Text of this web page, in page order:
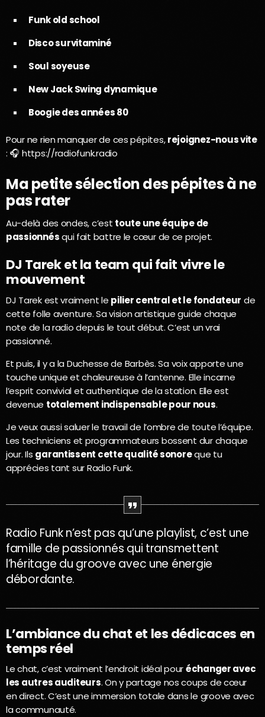
Funk old school
Disco survitaminé
Soul soyeuse
New Jack Swing dynamique
Boogie des années 80
Pour ne rien manquer de ces pépites,rejoignez-nous vite
: 🎧 https://radiofunk.radio
Ma petite sélection des pépites à ne
pas rater
Au-delà des ondes, c’est toute une équipe de
passionnésqui fait battre le cœur de ce projet.
DJ Tarek et la team qui fait vivre le
mouvement
DJ Tarek est vraiment le pilier central et le fondateur de
cette folle aventure. Sa vision artistique guide chaque
note de la radio depuis le tout début. C’est un vrai
passionné.
Et puis, il y a la Duchesse de Barbès. Sa voix apporte une
touche unique et chaleureuse à l’antenne. Elle incarne
l’esprit convivial et authentique de la station. Elle est
devenue totalement indispensable pour nous.
Je veux aussi saluer le travail de l’ombre de toute l’équipe.
Les techniciens et programmateurs bossent dur chaque
jour. Ils garantissent cette qualité sonoreque tu
apprécies tant sur Radio Funk.
Radio Funk n’est pas qu’une playlist, c’est une
famille de passionnés qui transmettent
l’héritage du groove avec une énergie
débordante.
L’ambiance du chat et les dédicaces en
temps réel
Le chat, c’est vraiment l’endroit idéal pouréchanger avec
les autres auditeurs. On y partage nos coups de cœur
en direct. C’est une immersion totale dans le groove avec
la communauté.